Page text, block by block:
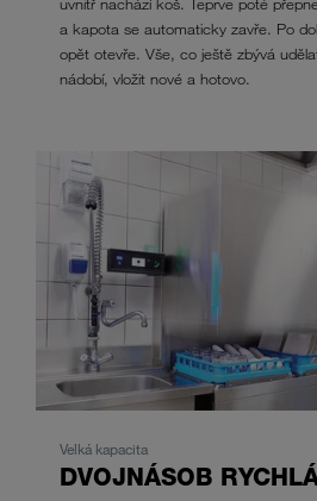
a kapota se automaticky zavře. Po
opět otevře. Vše, co ještě zbývá
nádobí, vložit nové a hotovo.
Velká kapacita
DVOJNÁSOB